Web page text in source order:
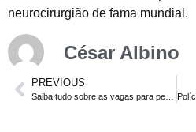
neurocirurgião de fama mundial.
César Albino
PREVIOUS
Saiba tudo sobre as vagas para pessoas com deficiência em concurso